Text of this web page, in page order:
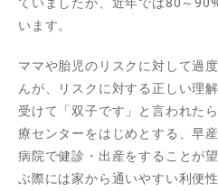
います。
ママや胎児のリスクに対して過
んが、リスクに対する正しい理
受けて「双子です」と言われた
療センターをはじめとする、早
病院で健診・出産をすることが
ぶ際には家から通いやすい利便